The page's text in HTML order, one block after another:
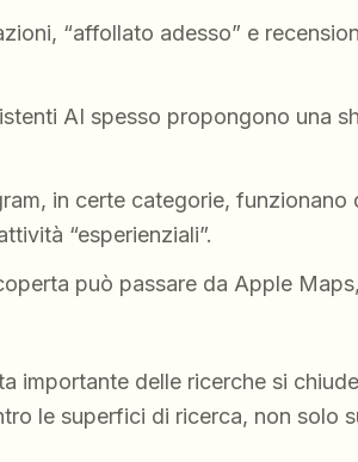
“affollato adesso” e
AI spesso propongono una
in certe categorie,
“esperienziali”.
può passare da Apple
importante delle ricerche si
le superfici di ricerca, non solo